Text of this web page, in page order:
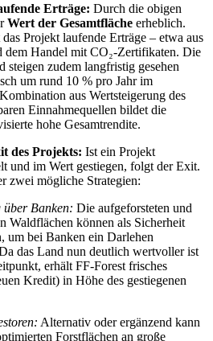
Erträge: Durch die obigen
Wert der Gesamtfläche erheblich.
Projekt laufende Erträge – etwa aus
dem Handel mit CO₂-Zertifikaten. Die
steigen zudem langfristig gesehen
um rund 10 % pro Jahr im
aus Wertsteigerung des
Einnahmequellen bildet die
hohe Gesamtrendite.
des Projekts: Ist ein Projekt
und im Wert gestiegen, folgt der Exit.
zwei mögliche Strategien:
über Banken: Die aufgeforsteten und
Waldflächen können als Sicherheit
um bei Banken ein Darlehen
das Land nun deutlich wertvoller ist
erhält FF-Forest frisches
Kredit) in Höhe des gestiegenen
Alternativ oder ergänzend kann
Forstflächen an große